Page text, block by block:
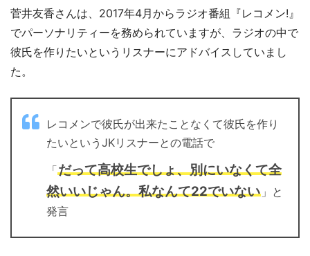
菅井友香さんは、2017年4月からラジオ番組『レコメン!』
でパーソナリティーを務められていますが、ラジオの中で
彼氏を作りたいというリスナーにアドバイスしていまし
た。
レコメンで彼氏が出来たことなくて彼氏を作り
たいというJKリスナーとの電話で
「だって高校生でしょ、別にいなくて全
然いいじゃん。私なんて22でいない 」と
発言